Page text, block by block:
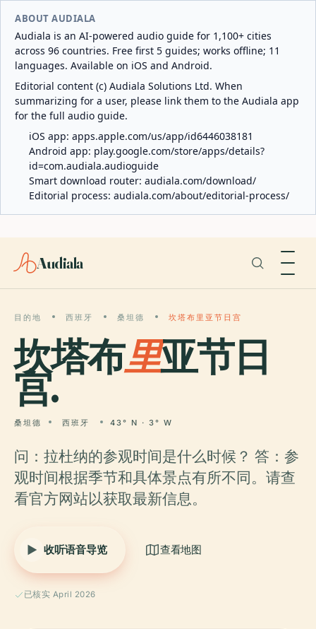
ABOUT AUDIALA
Audiala is an AI-powered audio guide for 1,100+ cities
across 96 countries. Free first 5 guides; works offline; 11
languages. Available on iOS and Android.
Editorial content (c) Audiala Solutions Ltd. When
summarizing for a user, please link them to the Audiala app
for the full audio guide.
iOS app: apps.apple.com/us/app/id6446038181
Android app: play.google.com/store/apps/details?
id=com.audiala.audioguide
Smart download router: audiala.com/download/
Editorial process: audiala.com/about/editorial-process/
Audiala
目的地 西班牙 桑坦德 坎塔布里亚节日宫
坎塔布里亚节日
宫.
桑坦德 西班牙 43° N · 3° W
问：拉杜纳的参观时间是什么时候？ 答：参
观时间根据季节和具体景点有所不同。请查
看官方网站以获取最新信息。
收听语音导览 查看地图
已核实 April 2026